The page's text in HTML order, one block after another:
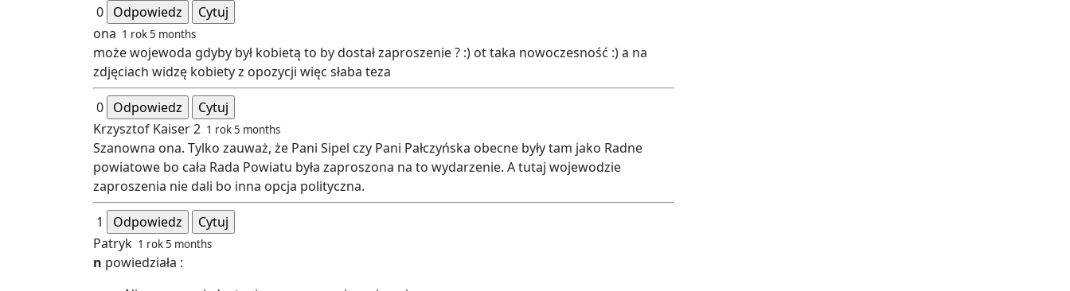
0 Odpowiedz
Cytuj
ona 1 rok 5 months
może wojewoda gdyby był kobietą to by dostał zaproszenie ? :) ot taka nowoczesność :) a na
zdjęciach widzę kobiety z opozycji więc słaba teza
0 Odpowiedz
Cytuj
Krzysztof Kaiser 2 1 rok 5 months
Szanowna ona. Tylko zauważ, że Pani Sipel czy Pani Pałczyńska obecne były tam jako Radne
powiatowe bo cała Rada Powiatu była zaproszona na to wydarzenie. A tutaj wojewodzie
zaproszenia nie dali bo inna opcja polityczna.
1 Odpowiedz
Cytuj
Patryk 1 rok 5 months
n powiedziała :